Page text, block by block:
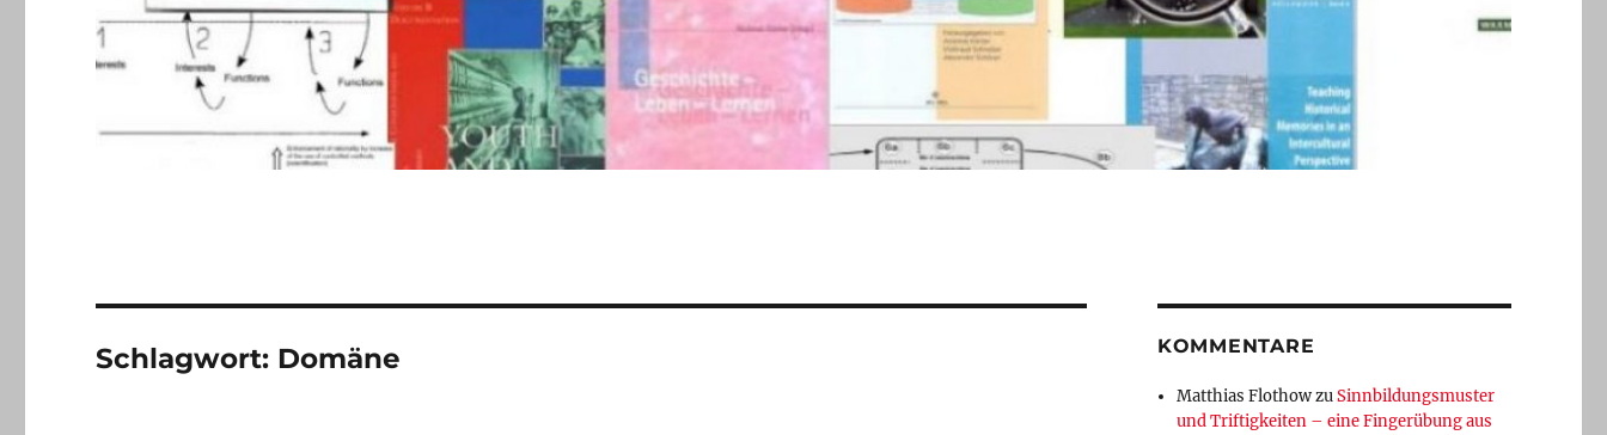
Schlagwort: Domäne KOMMENTARE
Matthias FlothowzuSinnbildungsmuster
und Triftigkeiten – eine Fingerübung aus